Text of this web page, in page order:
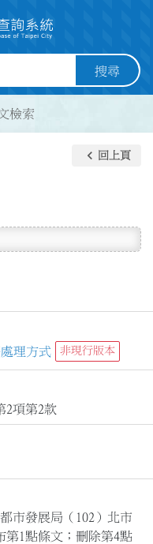
搜尋
檢索
keyboard_arrow_left 回上頁
理方式
非現行版本
2項第2款
市發展局（102）北市
第1點條文；刪除第4點